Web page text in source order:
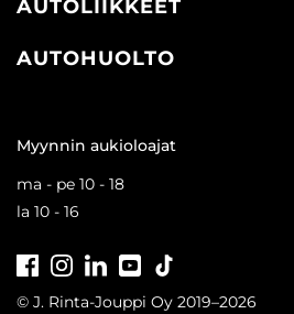
AUTOLIIKKEET
AUTOHUOLTO
Myynnin aukioloajat
ma - pe 10 - 18
la 10 - 16
FacebookInstagramLinkedInYoutube
© J. Rinta-Jouppi Oy 2019–2026